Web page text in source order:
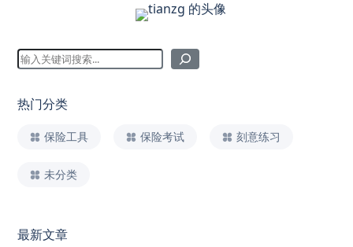
热门分类
保险工具 保险考试 刻意练习
未分类
最新文章